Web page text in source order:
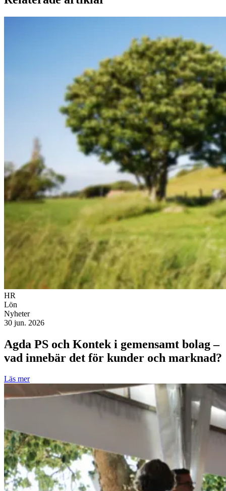
HR
Lön
Nyheter
30 jun. 2026
Agda PS och Kontek i gemensamt bolag –
vad innebär det för kunder och marknad?
Läs mer